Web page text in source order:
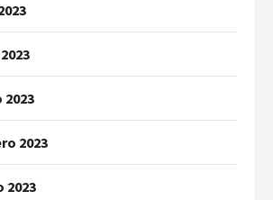
2023
2023
2023